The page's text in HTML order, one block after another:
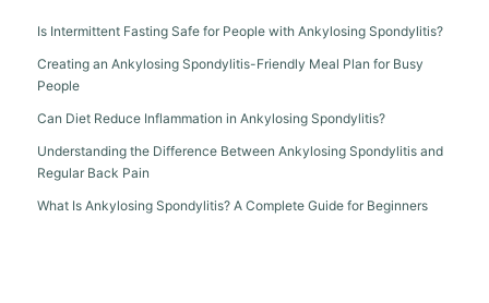
Is Intermittent Fasting Safe for People with Ankylosing Spondylitis?
Creating an Ankylosing Spondylitis-Friendly Meal Plan for Busy
People
Can Diet Reduce Inflammation in Ankylosing Spondylitis?
Understanding the Difference Between Ankylosing Spondylitis and
Regular Back Pain
What Is Ankylosing Spondylitis? A Complete Guide for Beginners